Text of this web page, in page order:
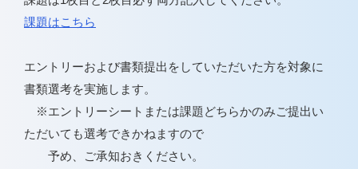
課題はこちら
エントリーおよび書類提出をしていただいた方を対象に
書類選考を実施します。
※エントリーシートまたは課題どちらかのみご提出い
ただいても選考できかねますので
予め、ご承知おきください。